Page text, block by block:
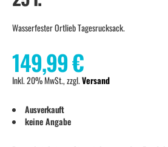
Wasserfester Ortlieb Tagesrucksack.
149,99 €
Inkl. 20% MwSt., zzgl.Versand
Ausverkauft
keine Angabe